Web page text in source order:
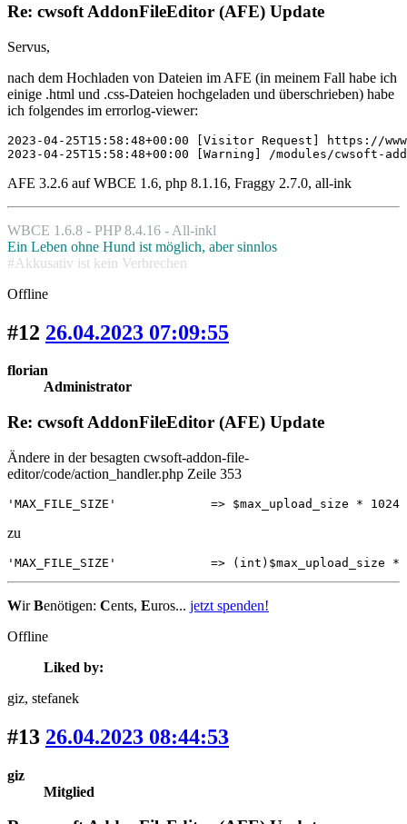
Re: cwsoft AddonFileEditor (AFE) Update
Servus,
nach dem Hochladen von Dateien im AFE (in meinem Fall habe ich
einige .html und .css-Dateien hochgeladen und überschrieben) habe
ich folgendes im errorlog-viewer:
2023-04-25T15:58:48+00:00 [Visitor Request] https://
2023-04-25T15:58:48+00:00 [Warning] /modules/
AFE 3.2.6 auf WBCE 1.6, php 8.1.16, Fraggy 2.7.0, all-ink
WBCE 1.6.8 - PHP 8.4.16 - All-inkl
Ein Leben ohne Hund ist möglich, aber sinnlos
#Akkusativ ist kein Verbrechen
Offline
#12 26.04.2023 07:09:55
florian
Administrator
Re: cwsoft AddonFileEditor (AFE) Update
Ändere in der besagten cwsoft-addon-file-
editor/code/action_handler.php Zeile 353
'MAX_FILE_SIZE'             => $max_upload_size *
zu
'MAX_FILE_SIZE'             => (int)$max_upload_size
WirBenötigen: Cents, Euros... jetzt spenden!
Offline
Liked by:
giz, stefanek
#13 26.04.2023 08:44:53
giz
Mitglied